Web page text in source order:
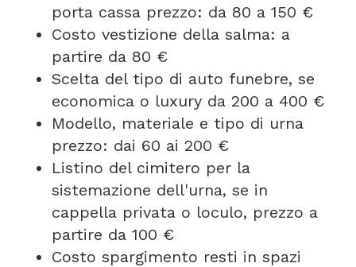
porta cassa prezzo: da 80 a 150 €
Costo vestizione della salma: a
partire da 80 €
Scelta del tipo di auto funebre, se
economica o luxury da 200 a 400 €
Modello, materiale e tipo di urna
prezzo: dai 60 ai 200 €
Listino del cimitero per la
sistemazione dell'urna, se in
cappella privata o loculo, prezzo a
partire da 100 €
Costo spargimento resti in spazi